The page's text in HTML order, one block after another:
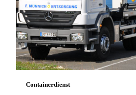
Containerdienst